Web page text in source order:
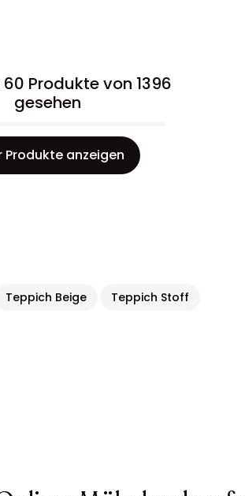
Produkte von 1396
gesehen
Produkte anzeigen
Teppich Beige Teppich Stoff